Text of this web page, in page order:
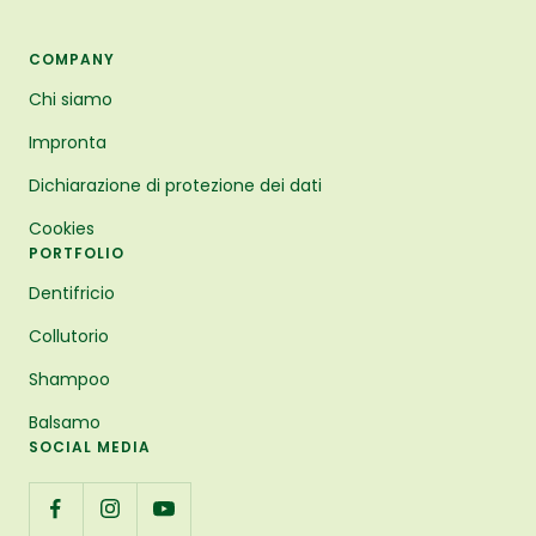
COMPANY
Chi siamo
Impronta
Dichiarazione di protezione dei dati
Cookies
PORTFOLIO
Dentifricio
Collutorio
Shampoo
Balsamo
SOCIAL MEDIA